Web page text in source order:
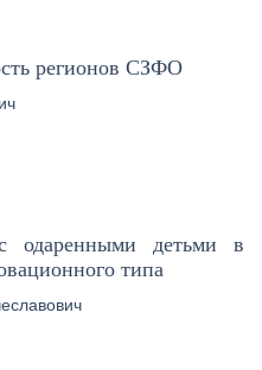
регионов СЗФО
одаренными детьми в
типа